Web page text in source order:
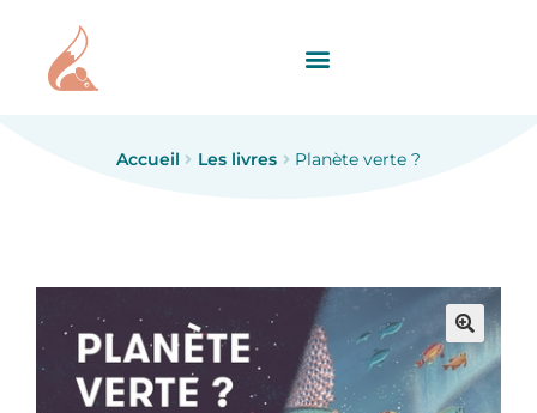
Accueil Les livres Planète verte ?